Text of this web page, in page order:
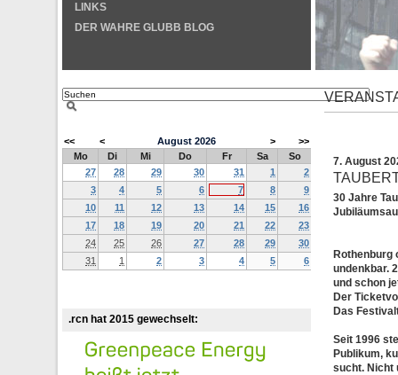
LINKS
DER WAHRE GLUBB BLOG
<< < August 2026 >
>>
Mo
Di Mi Do Fr Sa
So
27
28 29 30 31 1
2
3
4 5 6 7 8
9
10
11 12 13 14 15
16
17
18 19 20 21 22
23
24
25 26 27 28 29
30
31
1 2 3 4 5 6
.rcn hat 2015 gewechselt:
7. August
30 Jahre
Rothenburg
undenkbar.
und schon
Der
Das
Seit 1996
Publikum,
sucht. Nicht